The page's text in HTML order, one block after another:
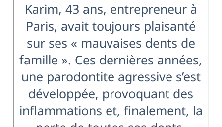
Karim, 43 ans, entrepreneur à
Paris, avait toujours plaisanté
sur ses « mauvaises dents de
famille ». Ces dernières années,
une parodontite agressive s’est
développée, provoquant des
inflammations et, finalement, la